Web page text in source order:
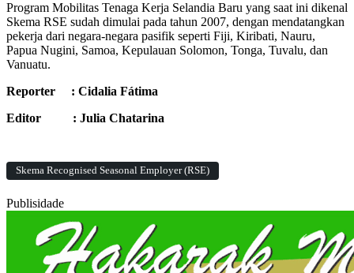
Program Mobilitas Tenaga Kerja Selandia Baru yang saat ini dikenal
Skema RSE sudah dimulai pada tahun 2007, dengan mendatangkan
pekerja dari negara-negara pasifik seperti Fiji, Kiribati, Nauru,
Papua Nugini, Samoa, Kepulauan Solomon, Tonga, Tuvalu, dan
Vanuatu.
Reporter : Cidalia Fátima
Editor : Julia Chatarina
Skema Recognised Seasonal Employer (RSE)
Publisidade